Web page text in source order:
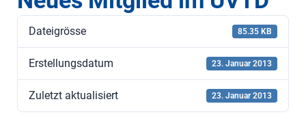
Dateigrösse 85.35 KB
Erstellungsdatum 23. Januar 2013
Zuletzt aktualisiert 23. Januar 2013